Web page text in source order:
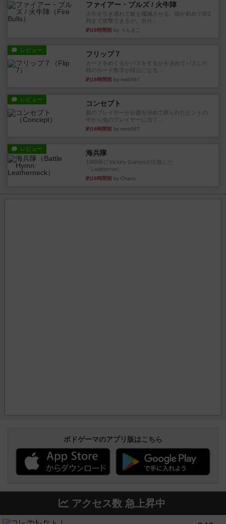
ファイアー・ブルズ / 火牛陣
火牛を引き連れて敵を殲滅させる。縦か斜めで前2
列まで攻撃できるが、自分...
約18時間前 by うらまこ
レビュー フリップ７
カードをめくるかパスをするかを決めてパスした
時のカード数字が得点になる...
約18時間前 by mob567
レビュー コンセプト
親のプレイヤーがお題を決めて限られたヒントの
中から他のプレイヤーに当て...
約18時間前 by mob567
レビュー 海兵隊
1988年にVictory Gamesが出版した
『Leathernec...
約18時間前 by Chaco
ボドゲーマのアプリ版はこちら
アクセス数 急上昇中